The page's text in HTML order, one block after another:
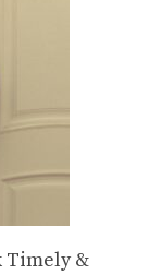
Timely &